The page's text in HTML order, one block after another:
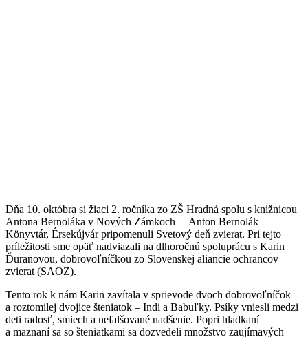
Dňa 10. októbra si žiaci 2. ročníka zo ZŠ Hradná spolu s knižnicou
Antona Bernoláka v Nových Zámkoch – Anton Bernolák
Könyvtár, Érsekújvár pripomenuli Svetový deň zvierat. Pri tejto
príležitosti sme opäť nadviazali na dlhoročnú spoluprácu s Karin
Ďuranovou, dobrovoľníčkou zo Slovenskej aliancie ochrancov
zvierat (SAOZ).
Tento rok k nám Karin zavítala v sprievode dvoch dobrovoľníčok
a roztomilej dvojice šteniatok – Indi a Babuľky. Psíky vniesli medzi
deti radosť, smiech a nefalšované nadšenie. Popri hladkaní
a maznaní sa so šteniatkami sa dozvedeli množstvo zaujímavých